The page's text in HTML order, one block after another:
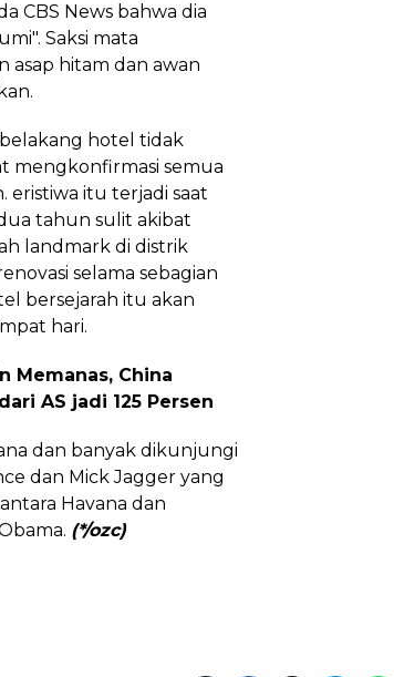
CBS News bahwa dia
Saksi mata
asap hitam dan awan
hotel tidak
mengkonfirmasi semua
eristiwa itu terjadi saat
tahun sulit akibat
landmark di distrik
selama sebagian
bersejarah itu akan
hari.
Memanas, China
AS jadi 125 Persen
dan banyak dikunjungi
dan Mick Jagger yang
Havana dan
(*/ozc)